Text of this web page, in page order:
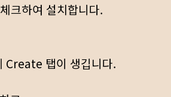
크하여 설치합니다.
Create 탭이 생깁니다.